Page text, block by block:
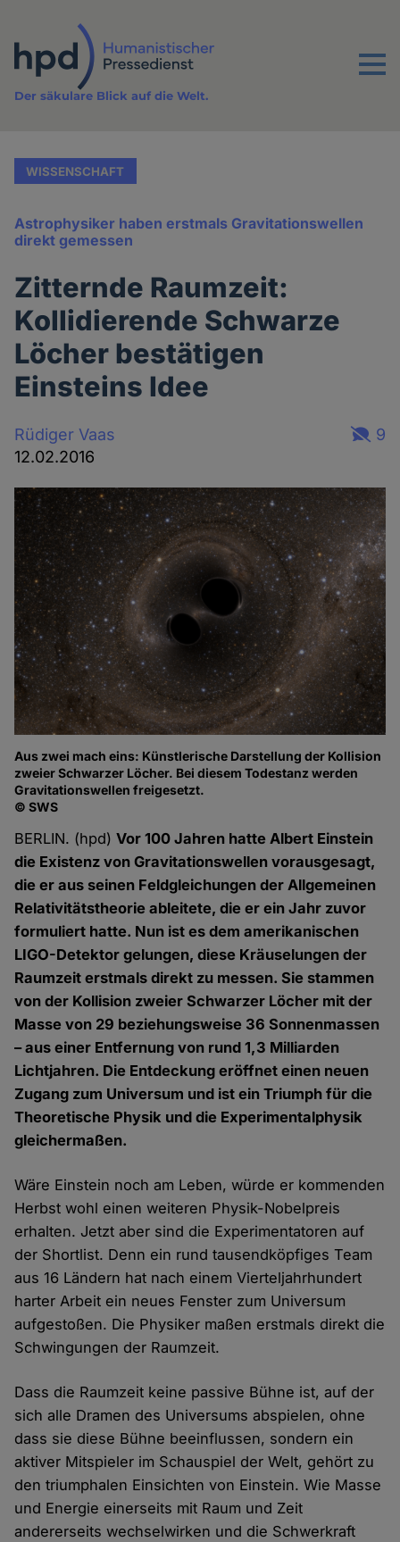
Inhalt
Menu
Der säkulare Blick auf die Welt.
WISSENSCHAFT
Astrophysiker haben erstmals Gravitationswellen
direkt gemessen
Zitternde Raumzeit:
Kollidierende Schwarze
Löcher bestätigen
Einsteins Idee
Rüdiger Vaas
12.02.2016
9
Aus zwei mach eins: Künstlerische Darstellung der Kollision
zweier Schwarzer Löcher. Bei diesem Todestanz werden
Gravitationswellen freigesetzt.
© SWS
BERLIN. (hpd)Vor 100 Jahren hatte Albert Einstein
die Existenz von Gravitationswellen vorausgesagt,
die er aus seinen Feldgleichungen der Allgemeinen
Relativitätstheorie ableitete, die er ein Jahr zuvor
formuliert hatte. Nun ist es dem amerikanischen
LIGO-Detektor gelungen, diese Kräuselungen der
Raumzeit erstmals direkt zu messen. Sie stammen
von der Kollision zweier Schwarzer Löcher mit der
Masse von 29 beziehungsweise 36 Sonnenmassen
– aus einer Entfernung von rund 1,3 Milliarden
Lichtjahren. Die Entdeckung eröffnet einen neuen
Zugang zum Universum und ist ein Triumph für die
Theoretische Physik und die Experimentalphysik
gleichermaßen.
Wäre Einstein noch am Leben, würde er kommenden
Herbst wohl einen weiteren Physik-Nobelpreis
erhalten. Jetzt aber sind die Experimentatoren auf
der Shortlist. Denn ein rund tausendköpfiges Team
aus 16 Ländern hat nach einem Vierteljahrhundert
harter Arbeit ein neues Fenster zum Universum
aufgestoßen. Die Physiker maßen erstmals direkt die
Schwingungen der Raumzeit.
Dass die Raumzeit keine passive Bühne ist, auf der
sich alle Dramen des Universums abspielen, ohne
dass sie diese Bühne beeinflussen, sondern ein
aktiver Mitspieler im Schauspiel der Welt, gehört zu
den triumphalen Einsichten von Einstein. Wie Masse
und Energie einerseits mit Raum und Zeit
andererseits wechselwirken und die Schwerkraft